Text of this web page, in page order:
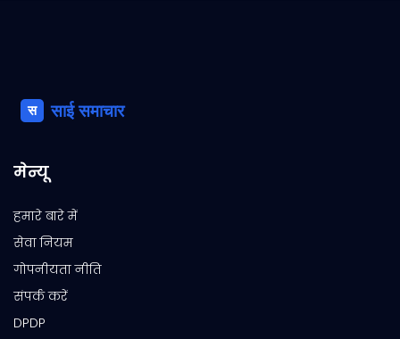
मेन्यू
हमारे बारे में
सेवा नियम
गोपनीयता नीति
संपर्क करें
DPDP